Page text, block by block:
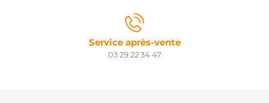
Service après-vente
03 29 22 34 47